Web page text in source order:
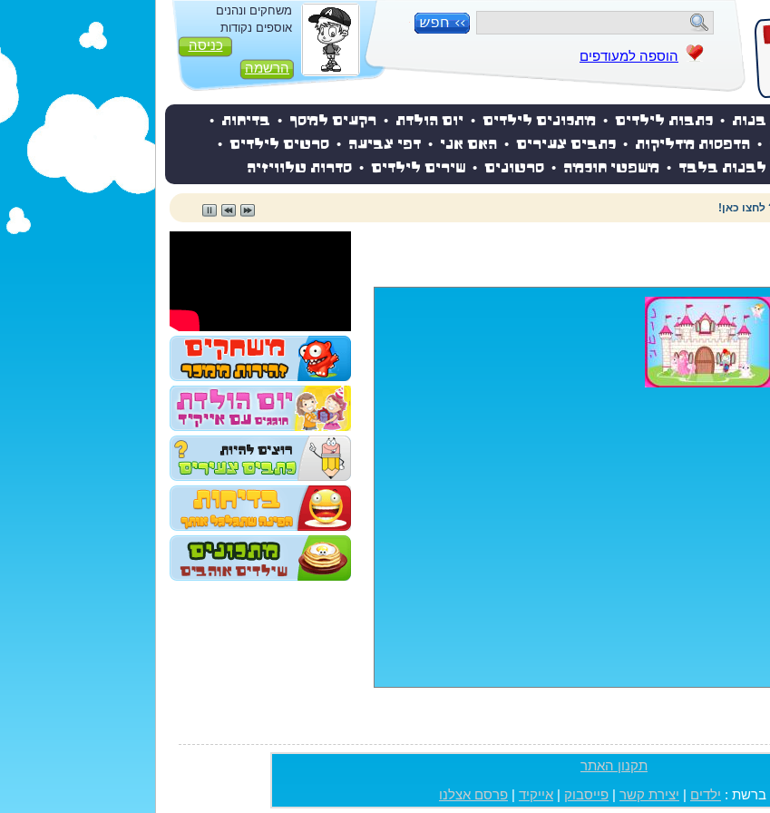
הוספה למעודפים
משחקים ונהנים
אוספים נקודות
כניסה
הרשמה
• כתבות לילדים • מתכונים לילדים • יום הולדת • רקעים למסך • בדיחות •
• הדפסות מדליקות • כתבים צעירים • האם אני • דפי צביעה • סרטים לילדים •
לבנות בלבד • משפטי חוכמה • סרטונים • שירים לילדים • סדרות טלוויזיה
לחצו כאן!
תקנון האתר
ברשת : ילדים יצירת קשר פייסבוק אייקיד פרסם אצלנו